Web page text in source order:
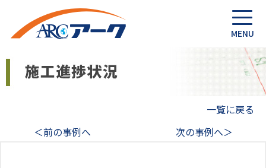
一覧に戻る
＜前の事例へ
次の事例へ＞